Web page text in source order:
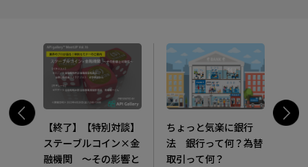
【終了】【特別対談】
ステーブルコイン×金
融機関 ～その影響と
ちょっと気楽に銀行
法 銀行って何？為替
取引って何？